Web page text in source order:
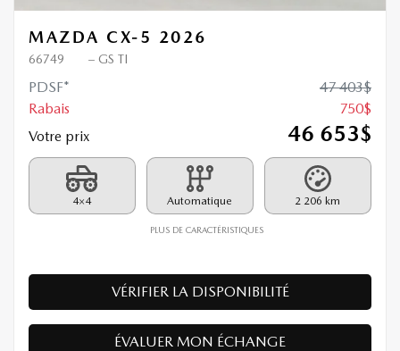
MAZDA CX-5 2026
66749 – GS TI
PDSF* 47 403$
Rabais
750$
Votre prix
46 653$
4×4 Automatique 2 206 km
PLUS DE CARACTÉRISTIQUES
VÉRIFIER LA DISPONIBILITÉ
ÉVALUER MON ÉCHANGE